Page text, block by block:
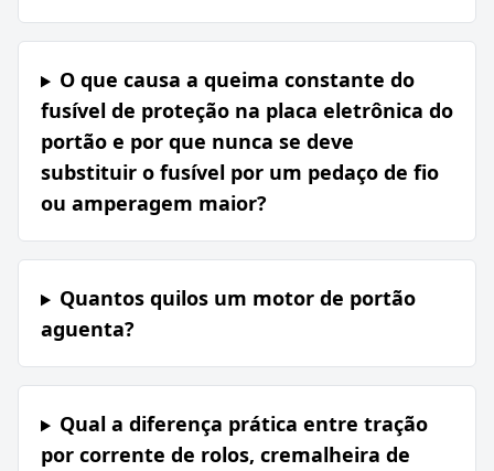
O que causa a queima constante do
fusível de proteção na placa eletrônica do
portão e por que nunca se deve
substituir o fusível por um pedaço de fio
ou amperagem maior?
Quantos quilos um motor de portão
aguenta?
Qual a diferença prática entre tração
por corrente de rolos, cremalheira de